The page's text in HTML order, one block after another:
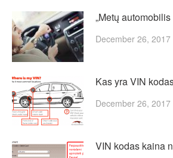
„Metų automobilis
December 26, 2017
Kas yra VIN
December 26, 2017
VIN kodas kaina